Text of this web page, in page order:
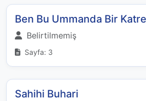
Ben Bu Ummanda Bir
Belirtilmemiş
Sayfa: 3
Sahihi Buhari